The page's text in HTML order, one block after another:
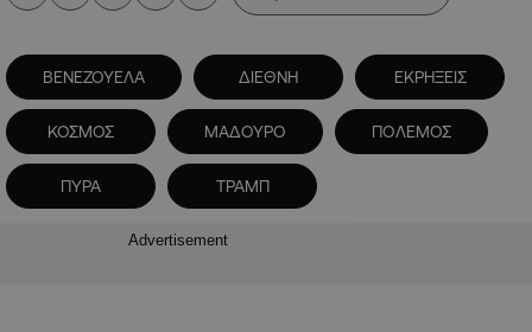
ΒΕΝΕΖΟΥΕΛΑ ΔΙΕΘΝΗ ΕΚΡΗΞΕΙΣ
ΚΟΣΜΟΣ ΜΑΔΟΥΡΟ ΠΟΛΕΜΟΣ
ΠΥΡΑ ΤΡΑΜΠ
Advertisement